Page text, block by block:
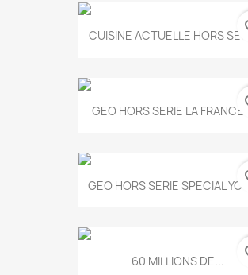
CUISINE ACTUELLE HORS
GEO HORS SERIE LA FRANCE
GEO HORS SERIE SPECIAL
60 MILLIONS DE...